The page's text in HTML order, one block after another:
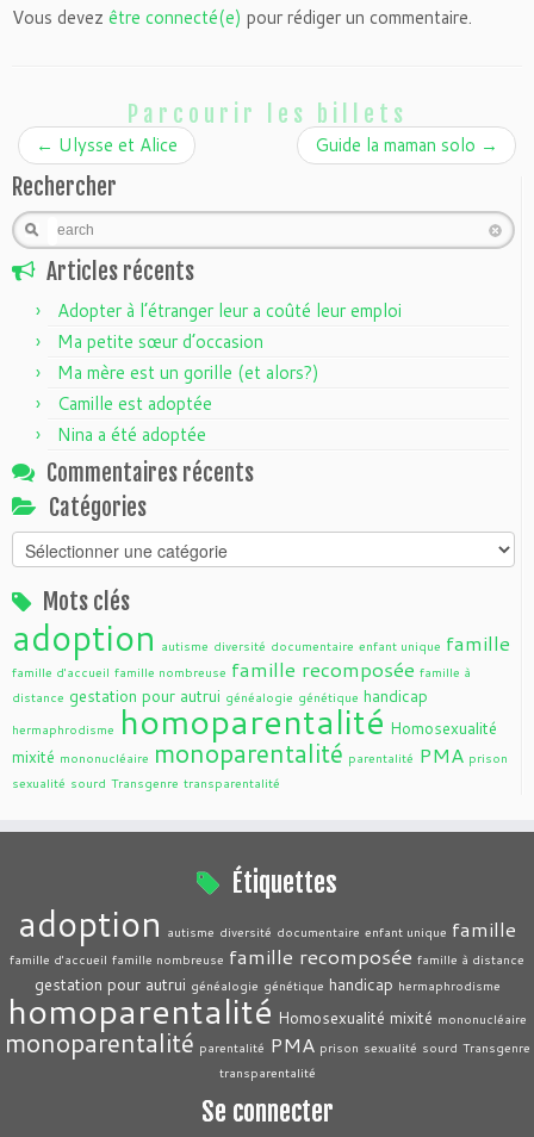
Vous devez être connecté(e) pour rédiger un commentaire.
Parcourir les billets
← Ulysse et Alice Guide la maman solo →
Rechercher
Search
Articles récents
Adopter à l’étranger leur a coûté leur emploi
Ma petite sœur d’occasion
Ma mère est un gorille (et alors?)
Camille est adoptée
Nina a été adoptée
Commentaires récents
Catégories
Catégories
Mots clés
adoption autisme diversité documentaire enfant unique famille
famille d'accueil famille nombreuse famille recomposée famille à
distance gestation pour autrui généalogie génétique handicap
hermaphrodisme homoparentalité Homosexualité
mixité mononucléaire monoparentalité parentalité PMA prison
sexualité sourd Transgenre transparentalité
Étiquettes
adoption autisme diversité documentaire enfant unique famille
famille d'accueil famille nombreuse famille recomposée famille à distance
gestation pour autrui généalogie génétique handicap hermaphrodisme
homoparentalité Homosexualité mixité mononucléaire
monoparentalité parentalité PMA prison sexualité sourd Transgenre
transparentalité
Se connecter